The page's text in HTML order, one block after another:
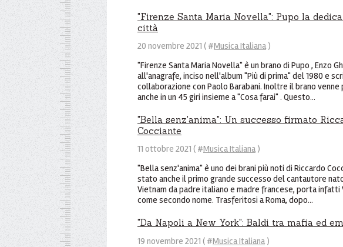
"Firenze Santa Maria Novella": Pupo la
città
20 novembre 2021 ( #Musica Italiana )
"Firenze Santa Maria Novella" è un brano di Pupo , Enzo
all'anagrafe, inciso nell'album "Più di prima" del 1980 e
collaborazione con Paolo Barabani. Inoltre il brano
anche in un 45 giri insieme a "Cosa farai" . Questo...
"Bella senz'anima": Un successo firmato
Cocciante
11 ottobre 2021 ( #Musica Italiana )
"Bella senz'anima" è uno dei brani più noti di Riccardo
stato anche il primo grande successo del cantautore
Vietnam da padre italiano e madre francese, porta infatti
come secondo nome. Trasferitosi a Roma, dopo...
"Da Napoli a New York": Baldi tra mafia ed
19 novembre 2021 ( #Musica Italiana )